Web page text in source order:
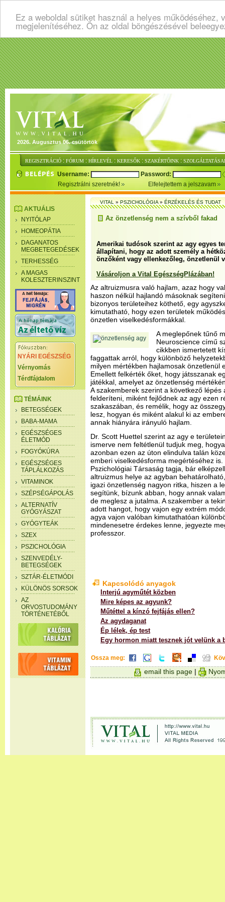
Ez a weboldal sütiket használ a helyes
megjelenítéséhez. Ön az oldal böngészésével
2026. Augusztus 06. csütörtök
REGISZTRÁCIÓ : FÓRUM : HÍRLEVÉL : KERESŐK : SZAKÉRTŐINK :
Username:
Password:
Regisztrálni szeretnék!
Elfelejtettem a jelszavam
AKTUÁLIS
NYITÓLAP
HOMEOPÁTIA
DAGANATOS
MEGBETEGEDÉSEK
TERHESSÉG
A MAGAS
KOLESZTERINSZINT
NYÁRI EGÉSZSÉG
Vérnyomás
Térdfájdalom
TÉMÁINK
BETEGSÉGEK
BABA-MAMA
EGÉSZSÉGES
ÉLETMÓD
FOGYÓKÚRA
EGÉSZSÉGES
TÁPLÁLKOZÁS
VITAMINOK
SZÉPSÉGÁPOLÁS
ALTERNATÍV
GYÓGYÁSZAT
GYÓGYTEÁK
SZEX
PSZICHOLÓGIA
SZENVEDÉLY-
BETEGSÉGEK
SZTÁR-ÉLETMÓDI
KÜLÖNÖS SORSOK
AZ
ORVOSTUDOMÁNY
TÖRTÉNETÉBŐL
VITAL»PSZICHOLÓGIA»ÉRZÉKELÉS ÉS TUDAT
Az önzetlenség nem a szívből fakad
Amerikai tudósok szerint az agy egyes
állapítani, hogy az adott személy a
önzőként vagy ellenkezőleg, önzetlenül
Vásároljon a Vital EgészségPlázában!
Az altruizmusra való hajlam, azaz hogy
haszon nélkül hajlandó másoknak
bizonyos területeihez köthető, egy
kimutatható, hogy ezen területek
önzetlen viselkedésformákkal.
A meglepőnek tűnő
Neuroscience című
cikkben ismertetett
faggattak arról, hogy különböző
milyen mértékben hajlamosak önzetlenül
Emellett felkérték őket, hogy játsszanak
játékkal, amelyet az önzetlenség
A szakemberek szerint a következő
felderíteni, miként fejlődnek az agy ezen
szakaszában, és remélik, hogy az
lesz, hogyan és miként alakul ki az
annak hiányára irányuló hajlam.
Dr. Scott Huettel szerint az agy e
ismerve nem feltétlenül tudjuk meg,
azonban ezen az úton elindulva talán
emberi viselkedésforma megértéséhez
Pszichológiai Társaság tagja, bár
altruizmus helye az agyban
igazi önzetlenség nagyon ritka, hiszen a
segítünk, bízunk abban, hogy annak
de meglesz a jutalma. A szakember a
adott hangot, hogy vajon egy extrém
agya vajon valóban kimutathatóan
mindenesetre érdekes lenne, jegyezte
professzor.
Kapcsolódó anyagok
Interjú agyműtét közben
Mire képes az agyunk?
Műtéttel a kínzó fejfájás ellen?
Az agydaganat
Ép lélek, ép test
Egy hormon miatt tesznek jót velünk a
Ossza meg:
email this page |